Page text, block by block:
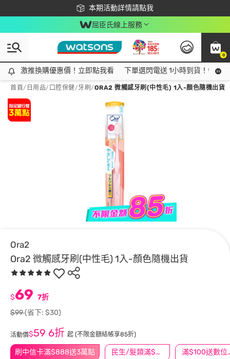
本期活動詳情請點我
下載app最高回饋$350
屈臣氏線上服務
0
激推換購優惠價！立即點我看
激推換購優惠價！立即點我看 下單選閃電送 1小時到貨！領神
首頁/ 日用品/ 口腔保健/牙刷 /ORA2 微觸感牙刷(中性毛) 1入-顏色隨機出貨
Ora2
Ora2 微觸感牙刷(中性毛) 1入-顏色隨機出貨
刷中信卡滿$888送3萬點 民生/髮類滿$388送舒潔冰巾 滿
$69 7折
$99(省下: $30)
活動價$59 6折 起 (不限金額結帳享85折)